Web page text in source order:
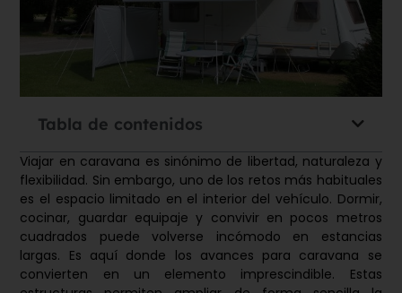
Tabla de contenidos
Viajar en caravana es sinónimo de libertad, naturaleza y
flexibilidad. Sin embargo, uno de los retos más habituales
es el espacio limitado en el interior del vehículo. Dormir,
cocinar, guardar equipaje y convivir en pocos metros
cuadrados puede volverse incómodo en estancias
largas. Es aquí donde los avances para caravana se
convierten en un elemento imprescindible. Estas